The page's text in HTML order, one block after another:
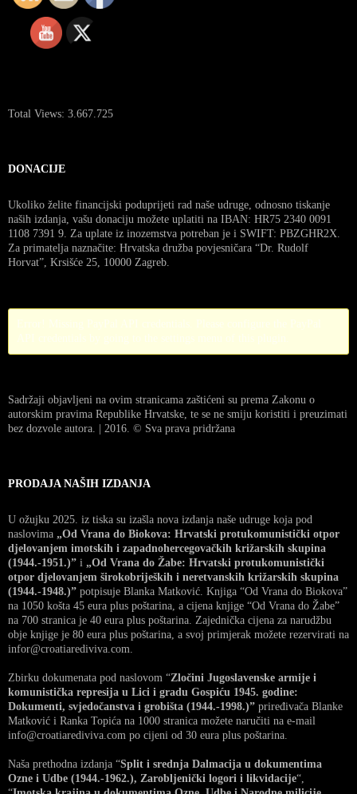
Total Views: 3.667.725
DONACIJE
Ukoliko želite financijski poduprijeti rad naše udruge, odnosno tiskanje
naših izdanja, vašu donaciju možete uplatiti na IBAN: HR75 2340 0091
1108 7391 9. Za uplate iz inozemstva potreban je i SWIFT: PBZGHR2X.
Za primatelja naznačite: Hrvatska družba povjesničara “Dr. Rudolf
Horvat”, Krsišće 25, 10000 Zagreb.
Sadržaji objavljeni na ovim stranicama zaštićeni su prema Zakonu o
autorskim pravima Republike Hrvatske, te se ne smiju koristiti i preuzimati
bez dozvole autora. | 2016. © Sva prava pridržana
PRODAJA NAŠIH IZDANJA
U ožujku 2025. iz tiska su izašla nova izdanja naše udruge koja pod
naslovima „Od Vrana do Biokova: Hrvatski protukomunistički otpor
djelovanjem imotskih i zapadnohercegovačkih križarskih skupina
(1944.-1951.)” i „Od Vrana do Žabe: Hrvatski protukomunistički
otpor djelovanjem širokobrijeških i neretvanskih križarskih skupina
(1944.-1948.)” potpisuje Blanka Matković. Knjiga “Od Vrana do Biokova”
na 1050 košta 45 eura plus poštarina, a cijena knjige “Od Vrana do Žabe”
na 700 stranica je 40 eura plus poštarina. Zajednička cijena za narudžbu
obje knjige je 80 eura plus poštarina, a svoj primjerak možete rezervirati na
infor@croatiarediviva.com.
Zbirku dokumenata pod naslovom “Zločini Jugoslavenske armije i
komunistička represija u Lici i gradu Gospiću 1945. godine:
Dokumenti, svjedočanstva i grobišta (1944.-1998.)” priređivača Blanke
Matković i Ranka Topića na 1000 stranica možete naručiti na e-mail
info@croatiarediviva.com po cijeni od 30 eura plus poštarina.
Naša prethodna izdanja “Split i srednja Dalmacija u dokumentima
Ozne i Udbe (1944.-1962.), Zarobljenički logori i likvidacije“,